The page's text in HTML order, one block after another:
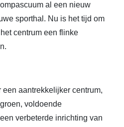
al een nieuw
sporthal. Nu is het tijd om
centrum een flinke
aantrekkelijker centrum,
voldoende
verbeterde inrichting van